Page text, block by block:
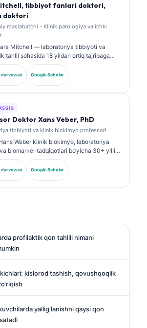
tibbiyot fanlari doktori,
doktori
maslahatchi - Klinik patologiya va ichki
Mitchell — laboratoriya tibbiyoti va
tahlil sohasida 18 yildan ortiq tajribaga
tomonidan tasdiqlangan klinik patolog.
bo‘yicha ixtisoslashtirilgan
ega va klinik amaliyotda biomarker
Google Scholar
Doktor Xans Veber, PhD
tibbiyoti va klinik biokimyo professori
Weber klinik biokimyo, laboratoriya
biomarker tadqiqotlari bo‘yicha 30+ yillik
ega. Germaniya Klinik biokimyo jamiyatining
bo‘lib, u diagnostik panellar tahlili,
standartlashtirish va AI yordamidagi
Google Scholar
profilaktik qon tahlili nimani
kislorod tashish, qovushqoqlik
yallig‘lanishni qaysi qon